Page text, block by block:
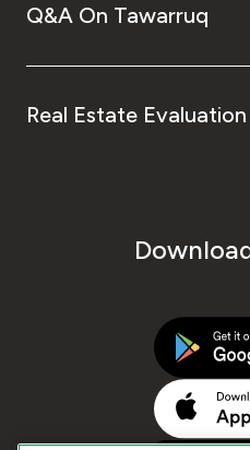
Q&A On Tawarruq
Real Estate Evaluation